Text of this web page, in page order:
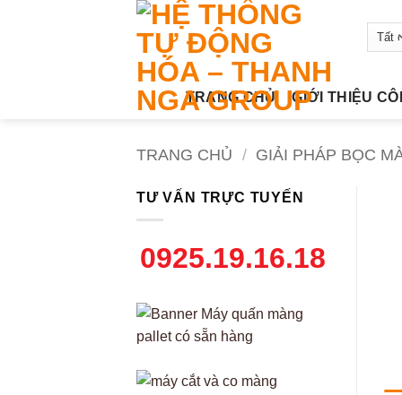
TRANG CHỦ
GIỚI THIỆU
TRANG CHỦ / GIẢI PHÁP BỌC
TƯ VẤN TRỰC TUYẾN
0925.19.16.18